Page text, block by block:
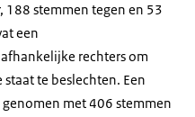
188 stemmen tegen en 53
een
rechters om
te beslechten. Een
met 406 stemmen